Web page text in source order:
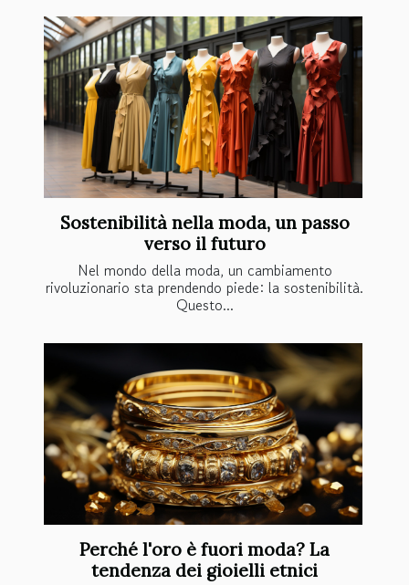
Sostenibilità nella moda, un passo
verso il futuro
Nel mondo della moda, un cambiamento
rivoluzionario sta prendendo piede: la sostenibilità.
Questo...
Perché l'oro è fuori moda? La
tendenza dei gioielli etnici